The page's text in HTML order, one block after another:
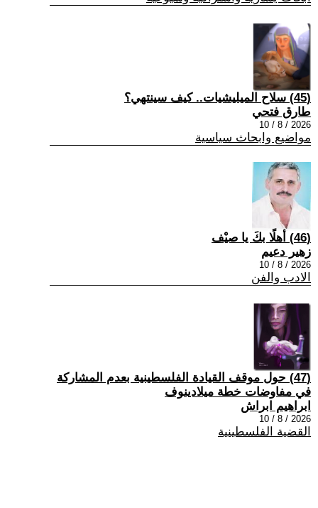
(45) سلاح الميليشيات.. كيف سينتهي؟
طارق فتحي
2026 / 8 / 10
مواضيع وابحاث سياسية
(46) أهلًا بكَ يا صيْف
زهير دعيم
2026 / 8 / 10
الادب والفن
(47) حول موقف القيادة الفلسطينية بعدم المشاركة
في مفاوضات خطة ميلادينوف
ابراهيم ابراش
2026 / 8 / 10
القضية الفلسطينية